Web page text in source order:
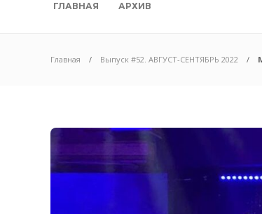
ГЛАВНАЯ АРХИВ
Главная Выпуск #52. АВГУСТ-СЕНТЯБРЬ 2022